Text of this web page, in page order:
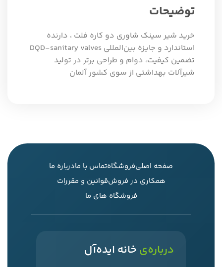
توضیحات
خرید شیر سینک شاوری دو کاره فلت ، دارنده
استاندارد و جایزه بین‌المللی DQD-sanitary valves
تضمین کیفیت، دوام و طراحی برتر در تولید
شیرآلات بهداشتی از سوی کشور آلمان
صفحه اصلیفروشگاهتماس با مادرباره ما
همکاری در فروشقوانین و مقررات
فروشگاه های ما
درباره‌ی خانه ایده‌آل